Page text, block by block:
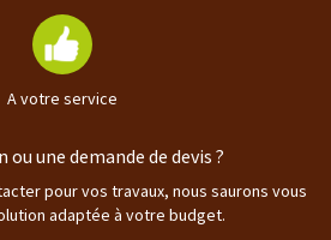
A votre service
ou une demande de devis ?
pour vos travaux, nous saurons vous
adaptée à votre budget.